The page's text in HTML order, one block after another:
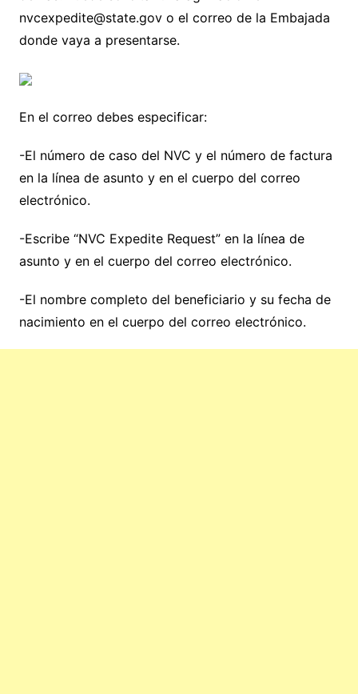
nvcexpedite@state.gov o el correo de la Embajada
donde vaya a presentarse.
En el correo debes especificar:
-El número de caso del NVC y el número de factura
en la línea de asunto y en el cuerpo del correo
electrónico.
-Escribe “NVC Expedite Request” en la línea de
asunto y en el cuerpo del correo electrónico.
-El nombre completo del beneficiario y su fecha de
nacimiento en el cuerpo del correo electrónico.